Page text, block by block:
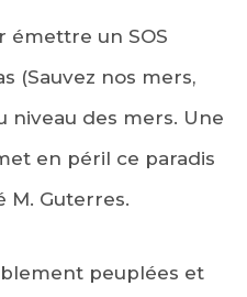
émettre un SOS
(Sauvez nos mers,
niveau des mers. Une
en péril ce paradis
M. Guterres.
peuplées et